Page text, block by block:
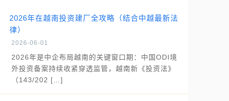
2026年在越南投资建厂全攻略（结合中越最新法
律）
2026-06-01
2026年是中企布局越南的关键窗口期：中国ODI境
外投资备案持续收紧穿透监管，越南新《投资法》
（143/202 […]